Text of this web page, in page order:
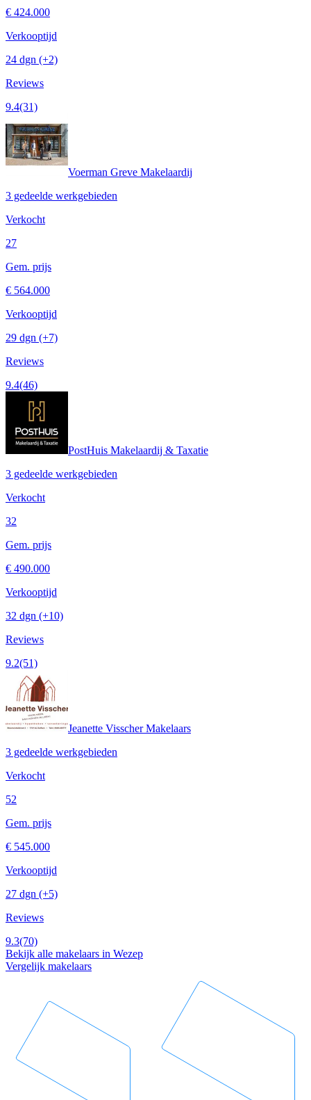
€ 424.000
Verkooptijd
24 dgn (+2)
Reviews
9.4(31)
Voerman Greve Makelaardij
3 gedeelde werkgebieden
Verkocht
27
Gem. prijs
€ 564.000
Verkooptijd
29 dgn (+7)
Reviews
9.4(46)
PostHuis Makelaardij & Taxatie
3 gedeelde werkgebieden
Verkocht
32
Gem. prijs
€ 490.000
Verkooptijd
32 dgn (+10)
Reviews
9.2(51)
Jeanette Visscher Makelaars
3 gedeelde werkgebieden
Verkocht
52
Gem. prijs
€ 545.000
Verkooptijd
27 dgn (+5)
Reviews
9.3(70)
Bekijk alle makelaars in Wezep
Vergelijk makelaars